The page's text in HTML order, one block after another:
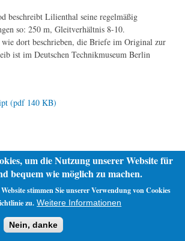
beschreibt Lilienthal seine regelmäßig
so: 250 m, Gleitverhältnis 8-10.
dort beschrieben, die Briefe im Original zur
ist im Deutschen Technikmuseum Berlin
(pdf 140 KB)
Impressum
um die Nutzung unserer Website für
bequem wie möglich zu machen.
stimmen Sie unserer Verwendung von Cookies
zu. Weitere Informationen
Nein, danke